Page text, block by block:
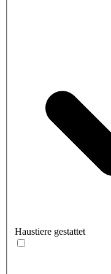
Haustiere gestattet